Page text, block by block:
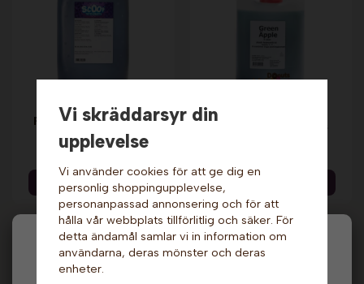
Hej och välkommen till Gottes!
Slushmix - Tutti
Frutti, 10 liter. Scoop.
Kort datum!
719 kr
Info & Köp
Vi skräddarsyr din
upplevelse
Vi använder cookies för att ge dig en
personlig shoppingupplevelse,
personanpassad annonsering och för att
hålla vår webbplats tillförlitlig och säker. För
detta ändamål samlar vi in information om
användarna, deras mönster och deras
enheter.